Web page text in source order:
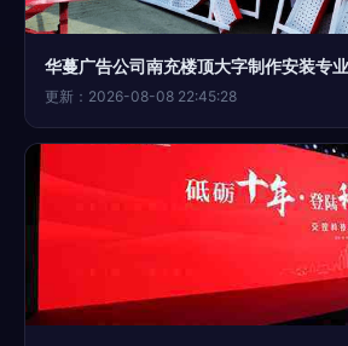
华蔓广告公司南充楼顶大字制作安装专
更新：2026-08-08 22:45:28